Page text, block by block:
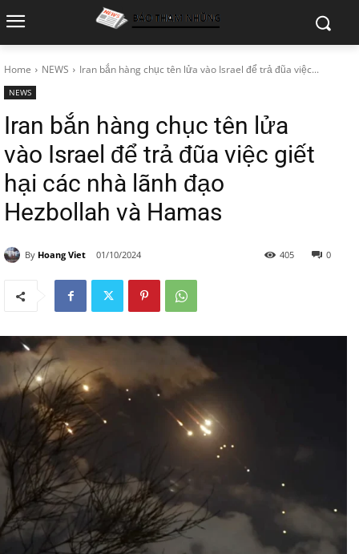
Home NEWS Iran bắn hàng chục tên lửa vào Israel để trả đũa việc...
NEWS
Iran bắn hàng chục tên lửa
vào Israel để trả đũa việc giết
hại các nhà lãnh đạo
Hezbollah và Hamas
By Hoang Viet 01/10/2024 0
405